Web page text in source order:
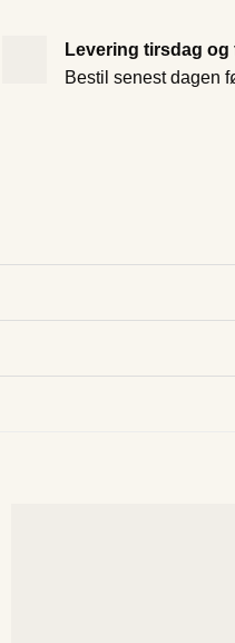
Levering tirsdag og
Bestil senest dagen